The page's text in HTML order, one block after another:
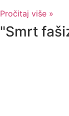
Pročitaj više »
"Smrt